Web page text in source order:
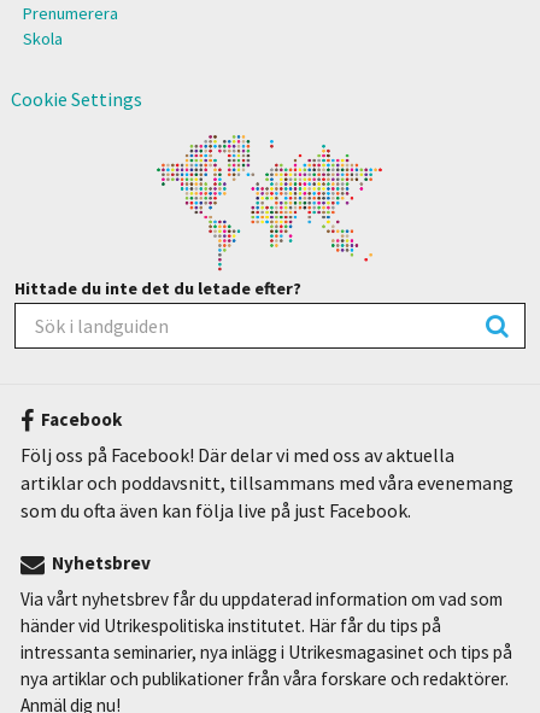
Prenumerera
Skola
Cookie Settings
Hittade du inte det du letade efter?
Facebook
Följ oss på Facebook! Där delar vi med oss av aktuella
artiklar och poddavsnitt, tillsammans med våra evenemang
som du ofta även kan följa live på just Facebook.
Nyhetsbrev
Via vårt nyhetsbrev får du uppdaterad information om vad som
händer vid Utrikespolitiska institutet. Här får du tips på
intressanta seminarier, nya inlägg i Utrikesmagasinet och tips på
nya artiklar och publikationer från våra forskare och redaktörer.
Anmäl dig nu!